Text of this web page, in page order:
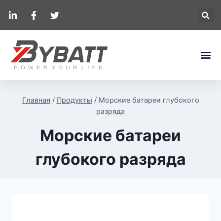
Главная / Продукты / Морские батареи глубокого
разряда
Морские батареи
глубокого разряда